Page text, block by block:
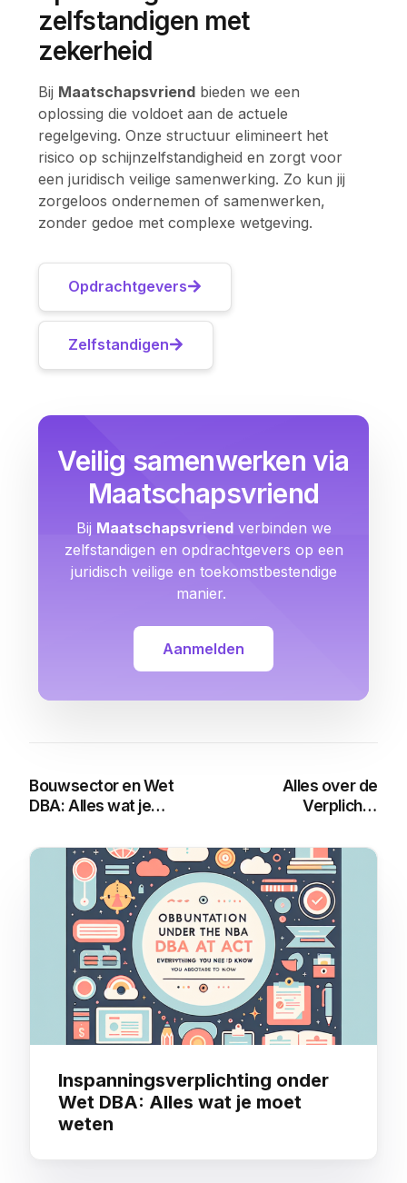
zelfstandigen met
zekerheid
Bij Maatschapsvriend bieden we een
oplossing die voldoet aan de actuele
regelgeving. Onze structuur elimineert het
risico op schijnzelfstandigheid en zorgt voor
een juridisch veilige samenwerking. Zo kun jij
zorgeloos ondernemen of samenwerken,
zonder gedoe met complexe wetgeving.
Opdrachtgevers
Zelfstandigen
Veilig samenwerken via
Maatschapsvriend
Bij Maatschapsvriendverbinden we
zelfstandigen en opdrachtgevers op een
juridisch veilige en toekomstbestendige
manier.
Aanmelden
Bouwsector en Wet
DBA: Alles wat je
Alles over de
Verplichte
voor Zzp’ers
You may also like
Inspanningsverplichting onder
Wet DBA: Alles wat je moet
weten